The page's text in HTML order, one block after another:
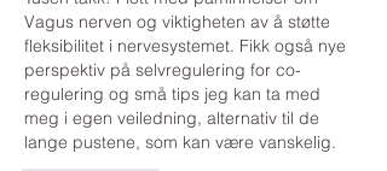
Vagus nerven og viktigheten av å støtte
fleksibilitet i nervesystemet. Fikk også nye
perspektiv på selvregulering for co-
regulering og små tips jeg kan ta med
meg i egen veiledning, alternativ til de
lange pustene, som kan være vanskelig.